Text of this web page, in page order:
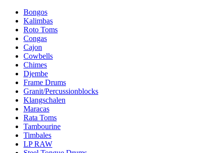
Bongos
Kalimbas
Roto Toms
Congas
Cajon
Cowbells
Chimes
Djembe
Frame Drums
Granit/Percussionblocks
Klangschalen
Maracas
Rata Toms
Tambourine
Timbales
LP RAW